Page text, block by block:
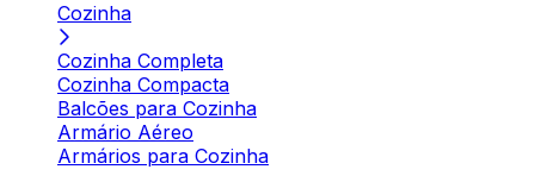
Cozinha
Cozinha Completa
Cozinha Compacta
Balcões para Cozinha
Armário Aéreo
Armários para Cozinha